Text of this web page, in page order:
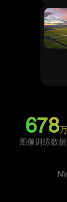
678
图像训练数